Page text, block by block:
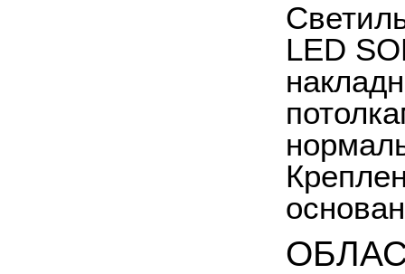
LED